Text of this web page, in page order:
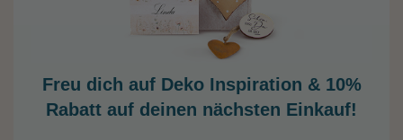
Freu dich auf Deko Inspiration & 10%
Rabatt auf deinen nächsten Einkauf!